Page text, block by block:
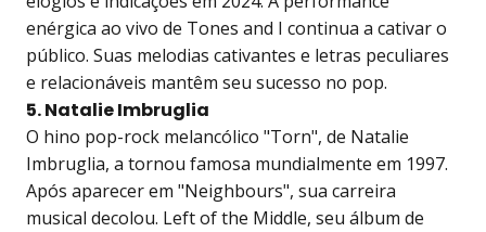
enérgica ao vivo de Tones and I continua a cativar o
público. Suas melodias cativantes e letras peculiares
e relacionáveis mantêm seu sucesso no pop.
5. Natalie Imbruglia
O hino pop-rock melancólico "Torn", de Natalie
Imbruglia, a tornou famosa mundialmente em 1997.
Após aparecer em "Neighbours", sua carreira
musical decolou. Left of the Middle, seu álbum de